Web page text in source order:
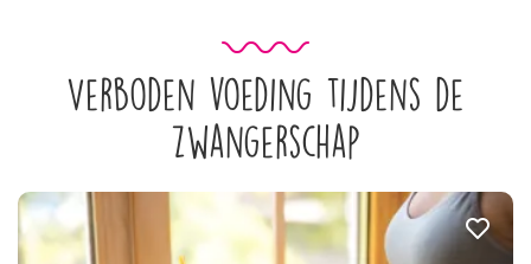
Verboden voeding tijdens de
zwangerschap